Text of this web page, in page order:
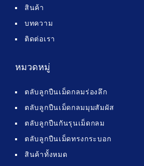
สินค้า
บทความ
ติดต่อเรา
หมวดหมู่
ตลับลูกปืนเม็ดกลมร่องลึก
ตลับลูกปืนเม็ดกลมมุมสัมผัส
ตลับลูกปืนกันรุนเม็ดกลม
ตลับลูกปืนเม็ดทรงกระบอก
สินค้าทั้งหมด